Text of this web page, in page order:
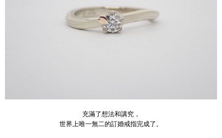
充滿了想法和講究，
世界上唯一無二的訂婚戒指完成了。